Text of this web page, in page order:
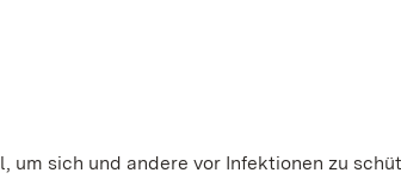
sich und andere vor Infektionen zu